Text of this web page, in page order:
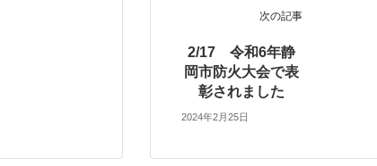
次の記事
2/17 令和6年静
岡市防火大会で表
彰されました
2024年2月25日